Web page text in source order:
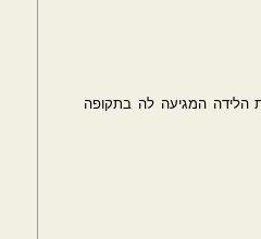
הלידה המגיעה לה בתקופה